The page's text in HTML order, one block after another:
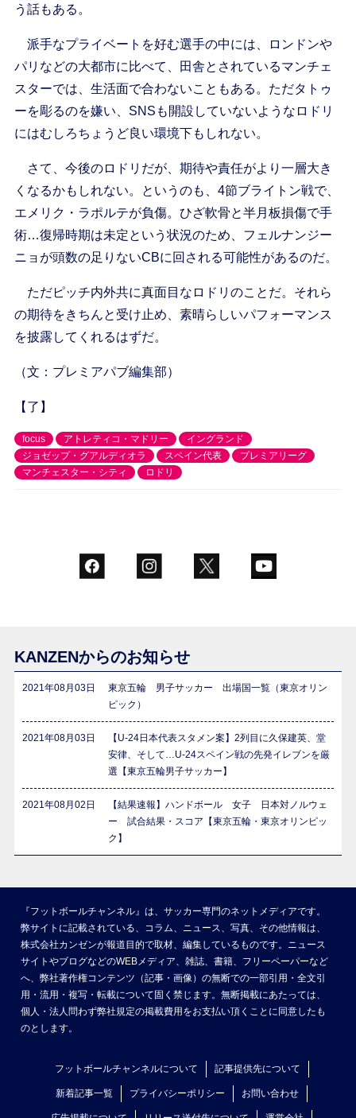
う話もある。
派手なプライベートを好む選手の中には、ロンドンや
パリなどの大都市に比べて、田舎とされているマンチェ
スターでは、生活面で合わないこともある。ただタトゥ
ーを彫るのを嫌い、SNSも開設していないようなロドリ
にはむしろちょうど良い環境下もしれない。
さて、今後のロドリだが、期待や責任がより一層大き
くなるかもしれない。というのも、4節ブライトン戦で、
エメリク・ラポルテが負傷。ひざ軟骨と半月板損傷で手
術…復帰時期は未定という状況のため、フェルナンジー
ニョが頭数の足りないCBに回される可能性があるのだ。
ただピッチ内外共に真面目なロドリのことだ。それら
の期待をきちんと受け止め、素晴らしいパフォーマンス
を披露してくれるはずだ。
（文：プレミアパブ編集部）
【了】
focus アトレティコ・マドリー
イングランド
ジョゼップ・グアルディオラ
スペイン代表
プレミアリーグ
マンチェスター・シティ
ロドリ
KANZENからのお知らせ
2021年08月03日
東京五輪 男子サッカー 出場国一覧（東京オリン
ピック）
2021年08月03日
【U-24日本代表スタメン案】2列目に久保建英、堂
安律、そして…U-24スペイン戦の先発イレブンを厳
選【東京五輪男子サッカー】
2021年08月02日
【結果速報】ハンドボール 女子 日本対ノルウェ
ー 試合結果・スコア【東京五輪・東京オリンピッ
ク】
『フットボールチャンネル』は、サッカー専門のネットメディアです。
弊サイトに記載されている、コラム、ニュース、写真、その他情報は、
株式会社カンゼンが報道目的で取材、編集しているものです。ニュース
サイトやブログなどのWEBメディア、雑誌、書籍、フリーペーパーなど
へ、弊社著作権コンテンツ（記事・画像）の無断での一部引用・全文引
用・流用・複写・転載について固く禁じます。無断掲載にあたっては、
個人・法人問わず弊社規定の掲載費用をお支払い頂くことに同意したも
のとします。
フットボールチャンネルについて 記事提供先について
新着記事一覧 プライバシーポリシー お問い合わせ